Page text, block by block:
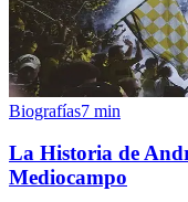
Biografías7 min
La Historia de
Mediocampo